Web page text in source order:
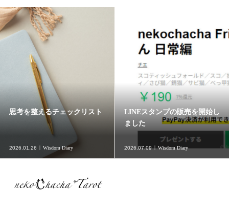
思考を整えるチェックリスト
2026.01.26 Wisdom Diary
LINEスタンプの販売を開始し
ました
2026.07.09 Wisdom Diary